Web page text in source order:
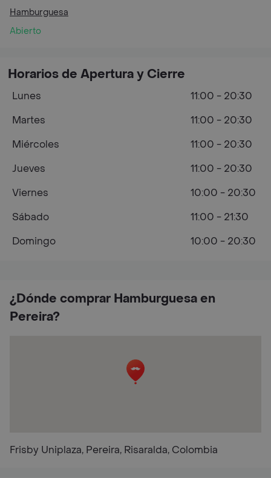
Hamburguesa
Abierto
¿Dónde comprar Hamburguesa en
Pereira?
Frisby Uniplaza, Pereira, Risaralda, Colombia
Horarios de Apertura y Cierre
Lunes
11:00 - 20:30
Martes
11:00 - 20:30
Miércoles
11:00 - 20:30
Jueves
11:00 - 20:30
Viernes
10:00 - 20:30
Sábado
11:00 - 21:30
Domingo
10:00 - 20:30